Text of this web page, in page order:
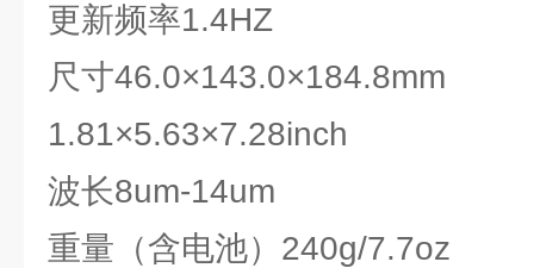
更新频率1.4HZ
尺寸46.0×143.0×184.8mm
1.81×5.63×7.28inch
波长8um-14um
重量（含电池）240g/7.7oz